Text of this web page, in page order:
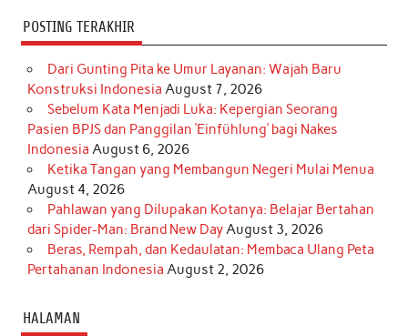
POSTING TERAKHIR
Dari Gunting Pita ke Umur Layanan: Wajah Baru
Konstruksi Indonesia August 7, 2026
Sebelum Kata Menjadi Luka: Kepergian Seorang
Pasien BPJS dan Panggilan ‘Einfühlung’ bagi Nakes
Indonesia August 6, 2026
Ketika Tangan yang Membangun Negeri Mulai Menua
August 4, 2026
Pahlawan yang Dilupakan Kotanya: Belajar Bertahan
dari Spider-Man: Brand New DayAugust 3, 2026
Beras, Rempah, dan Kedaulatan: Membaca Ulang Peta
Pertahanan Indonesia August 2, 2026
HALAMAN